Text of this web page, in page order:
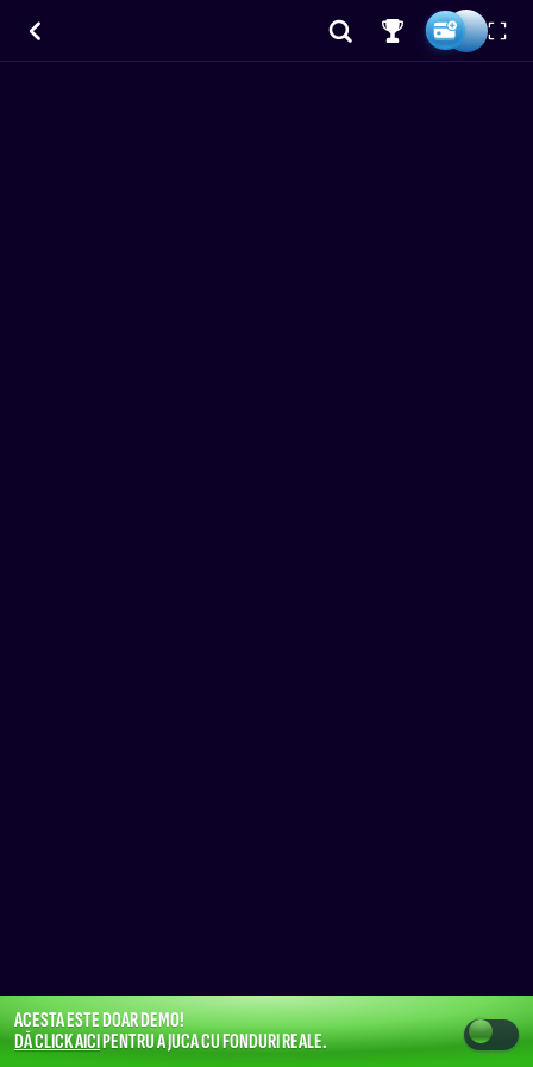
ACESTA ESTE DOAR DEMO!
DĂ CLICK AICIPENTRU A JUCA CU FONDURI REALE.